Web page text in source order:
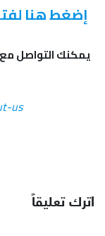
إضغط هنا
يمكنك التواصل
us
اترك تعليقاً